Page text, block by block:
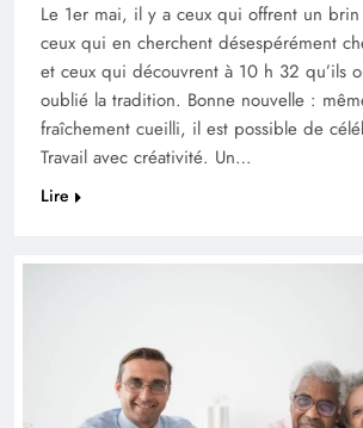
Le 1er mai, il y a ceux qui offrent un
ceux qui en cherchent désespérément
et ceux qui découvrent à 10 h 32 qu’ils
oublié la tradition. Bonne nouvelle :
fraîchement cueilli, il est possible de
Travail avec créativité. Un…
Lire